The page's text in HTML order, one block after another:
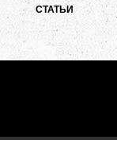
СТАТЬИ